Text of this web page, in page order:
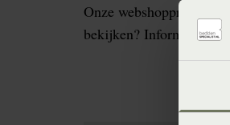
Onze
bekijken? Informeer dan